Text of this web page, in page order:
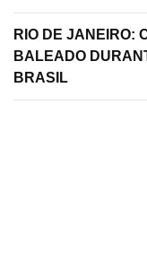
RIO DE JANEIRO:
BALEADO
BRASIL